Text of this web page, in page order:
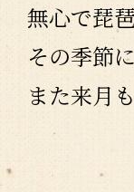
無心で琵
その季節
また来月